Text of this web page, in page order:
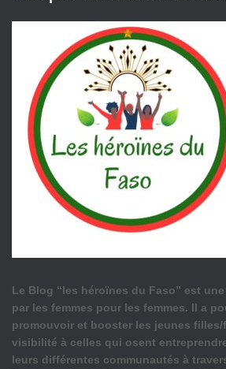
Le Blog “les héroïnes du Faso” est
par les femmes pour les femmes. Il a
promouvoir et booster les jeunes filles/
visibilité à celles qui osent
leurs différentes communautés à